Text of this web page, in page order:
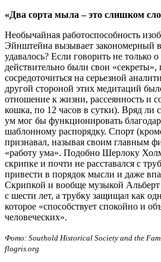
«Два сорта мыла – это слишком
Необычайная работоспособность
Эйнштейна вызывает закономерный
удавалось? Если говорить не только
действительно были свои
сосредоточиться на серьезной
другой стороной этих медитаций
отношение к жизни, рассеянность и
кошка, по 12 часов в сутки). Вряд ли
ум мог бы функционировать
шаблонному распорядку. Спорт
признавал, называя своим главным
«работу ума». Подобно Шерлоку
скрипке и почти не расставался с
привести в порядок мысли и даже
Скрипкой и вообще музыкой
с шести лет, а трубку защищал как
которое «способствует спокойно и
человеческих».
Фото: Southold Historical Society and the
flogris.org